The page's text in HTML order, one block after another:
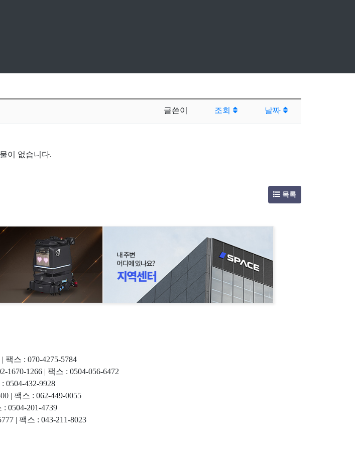
글쓴이 조회 날짜
이 없습니다.
목록
팩스 : 070-4275-5784
1266 | 팩스 : 0504-056-6472
0504-432-9928
| 팩스 : 062-449-0055
0504-201-4739
| 팩스 : 043-211-8023